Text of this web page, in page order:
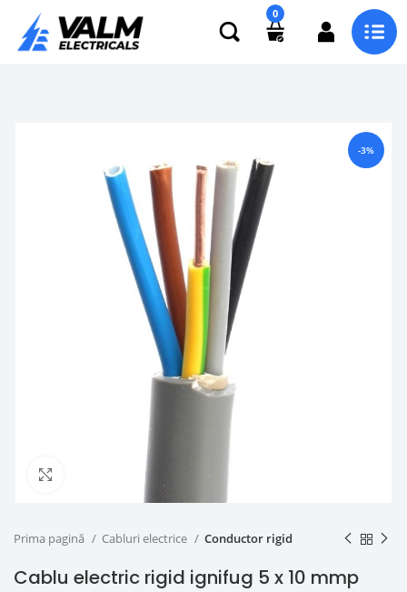
0
-3%
Click to enlarge
Prima pagină Cabluri electrice Conductor rigid
Cablu electric rigid ignifug 5 x 10 mmp